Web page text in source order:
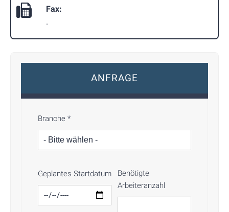
Fax:
.
ANFRAGE
Branche *
Geplantes Startdatum
Benötigte
Arbeiteranzahl